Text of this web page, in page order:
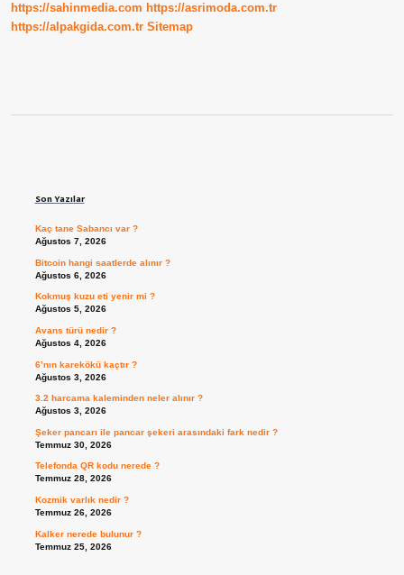
https://sahinmedia.com https://asrimoda.com.tr
https://alpakgida.com.tr Sitemap
Son Yazılar
Kaç tane Sabancı var ?
Ağustos 7, 2026
Bitcoin hangi saatlerde alınır ?
Ağustos 6, 2026
Kokmuş kuzu eti yenir mi ?
Ağustos 5, 2026
Avans türü nedir ?
Ağustos 4, 2026
6’nın karekökü kaçtır ?
Ağustos 3, 2026
3.2 harcama kaleminden neler alınır ?
Ağustos 3, 2026
Şeker pancarı ile pancar şekeri arasındaki fark nedir ?
Temmuz 30, 2026
Telefonda QR kodu nerede ?
Temmuz 28, 2026
Kozmik varlık nedir ?
Temmuz 26, 2026
Kalker nerede bulunur ?
Temmuz 25, 2026